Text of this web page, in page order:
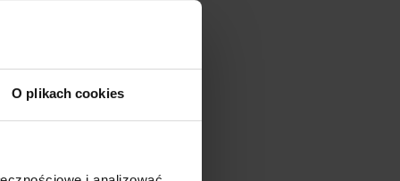
O plikach cookies